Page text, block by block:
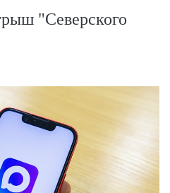
"Северского